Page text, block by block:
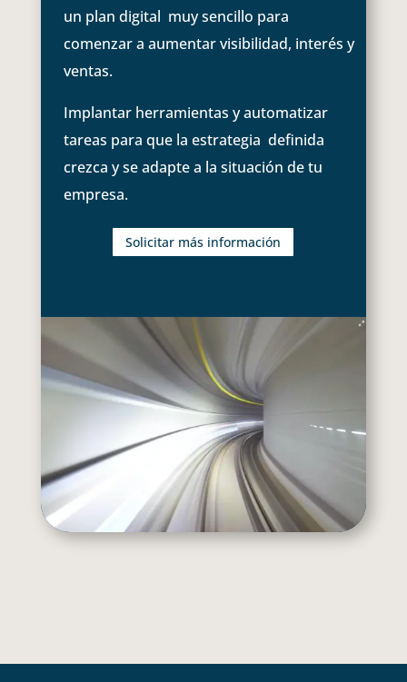
un plan digital muy sencillo para
comenzar a aumentar visibilidad, interés y
ventas.
Implantar herramientas y automatizar
tareas para que la estrategia definida
crezca y se adapte a la situación de tu
empresa.
Solicitar más información